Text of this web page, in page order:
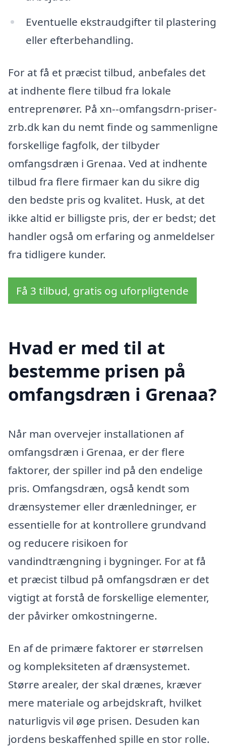
Eventuelle ekstraudgifter til plastering
eller efterbehandling.
For at få et præcist tilbud, anbefales det
at indhente flere tilbud fra lokale
entreprenører. På xn--omfangsdrn-priser-
zrb.dk kan du nemt finde og sammenligne
forskellige fagfolk, der tilbyder
omfangsdræn i Grenaa. Ved at indhente
tilbud fra flere firmaer kan du sikre dig
den bedste pris og kvalitet. Husk, at det
ikke altid er billigste pris, der er bedst; det
handler også om erfaring og anmeldelser
fra tidligere kunder.
Få 3 tilbud, gratis og uforpligtende
Hvad er med til at
bestemme prisen på
omfangsdræn i Grenaa?
Når man overvejer installationen af
omfangsdræn i Grenaa, er der flere
faktorer, der spiller ind på den endelige
pris. Omfangsdræn, også kendt som
drænsystemer eller drænledninger, er
essentielle for at kontrollere grundvand
og reducere risikoen for
vandindtrængning i bygninger. For at få
et præcist tilbud på omfangsdræn er det
vigtigt at forstå de forskellige elementer,
der påvirker omkostningerne.
En af de primære faktorer er størrelsen
og kompleksiteten af drænsystemet.
Større arealer, der skal drænes, kræver
mere materiale og arbejdskraft, hvilket
naturligvis vil øge prisen. Desuden kan
jordens beskaffenhed spille en stor rolle.